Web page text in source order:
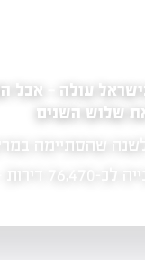
יותר זמן: משך
נתוני הלמ"ס לשנה שהסתיימה במרץ 2026 מצביעים על עלייה של 1.7%